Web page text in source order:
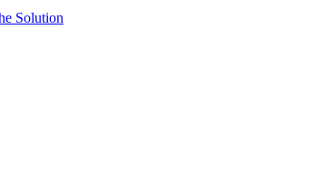
Solution